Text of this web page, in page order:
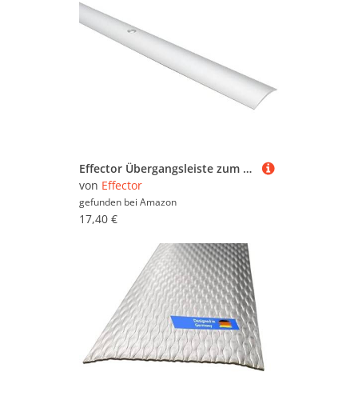
Effector Übergangsleiste zum Schrauben, 180 cm, 30x5 mm, Silber, Übergangsprofil Höhenausgleich, Eloxiertes Aluminium Winkelprofil, Gewölbt Türschwellen Leiste
von Effector
gefunden bei Amazon
17,40 €